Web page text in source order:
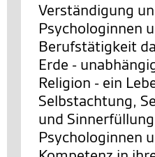
Verständigung
Psychologinnen
Berufstätigkeit
Erde -
Religion - ein
Selbstachtung,
und
Psychologinnen